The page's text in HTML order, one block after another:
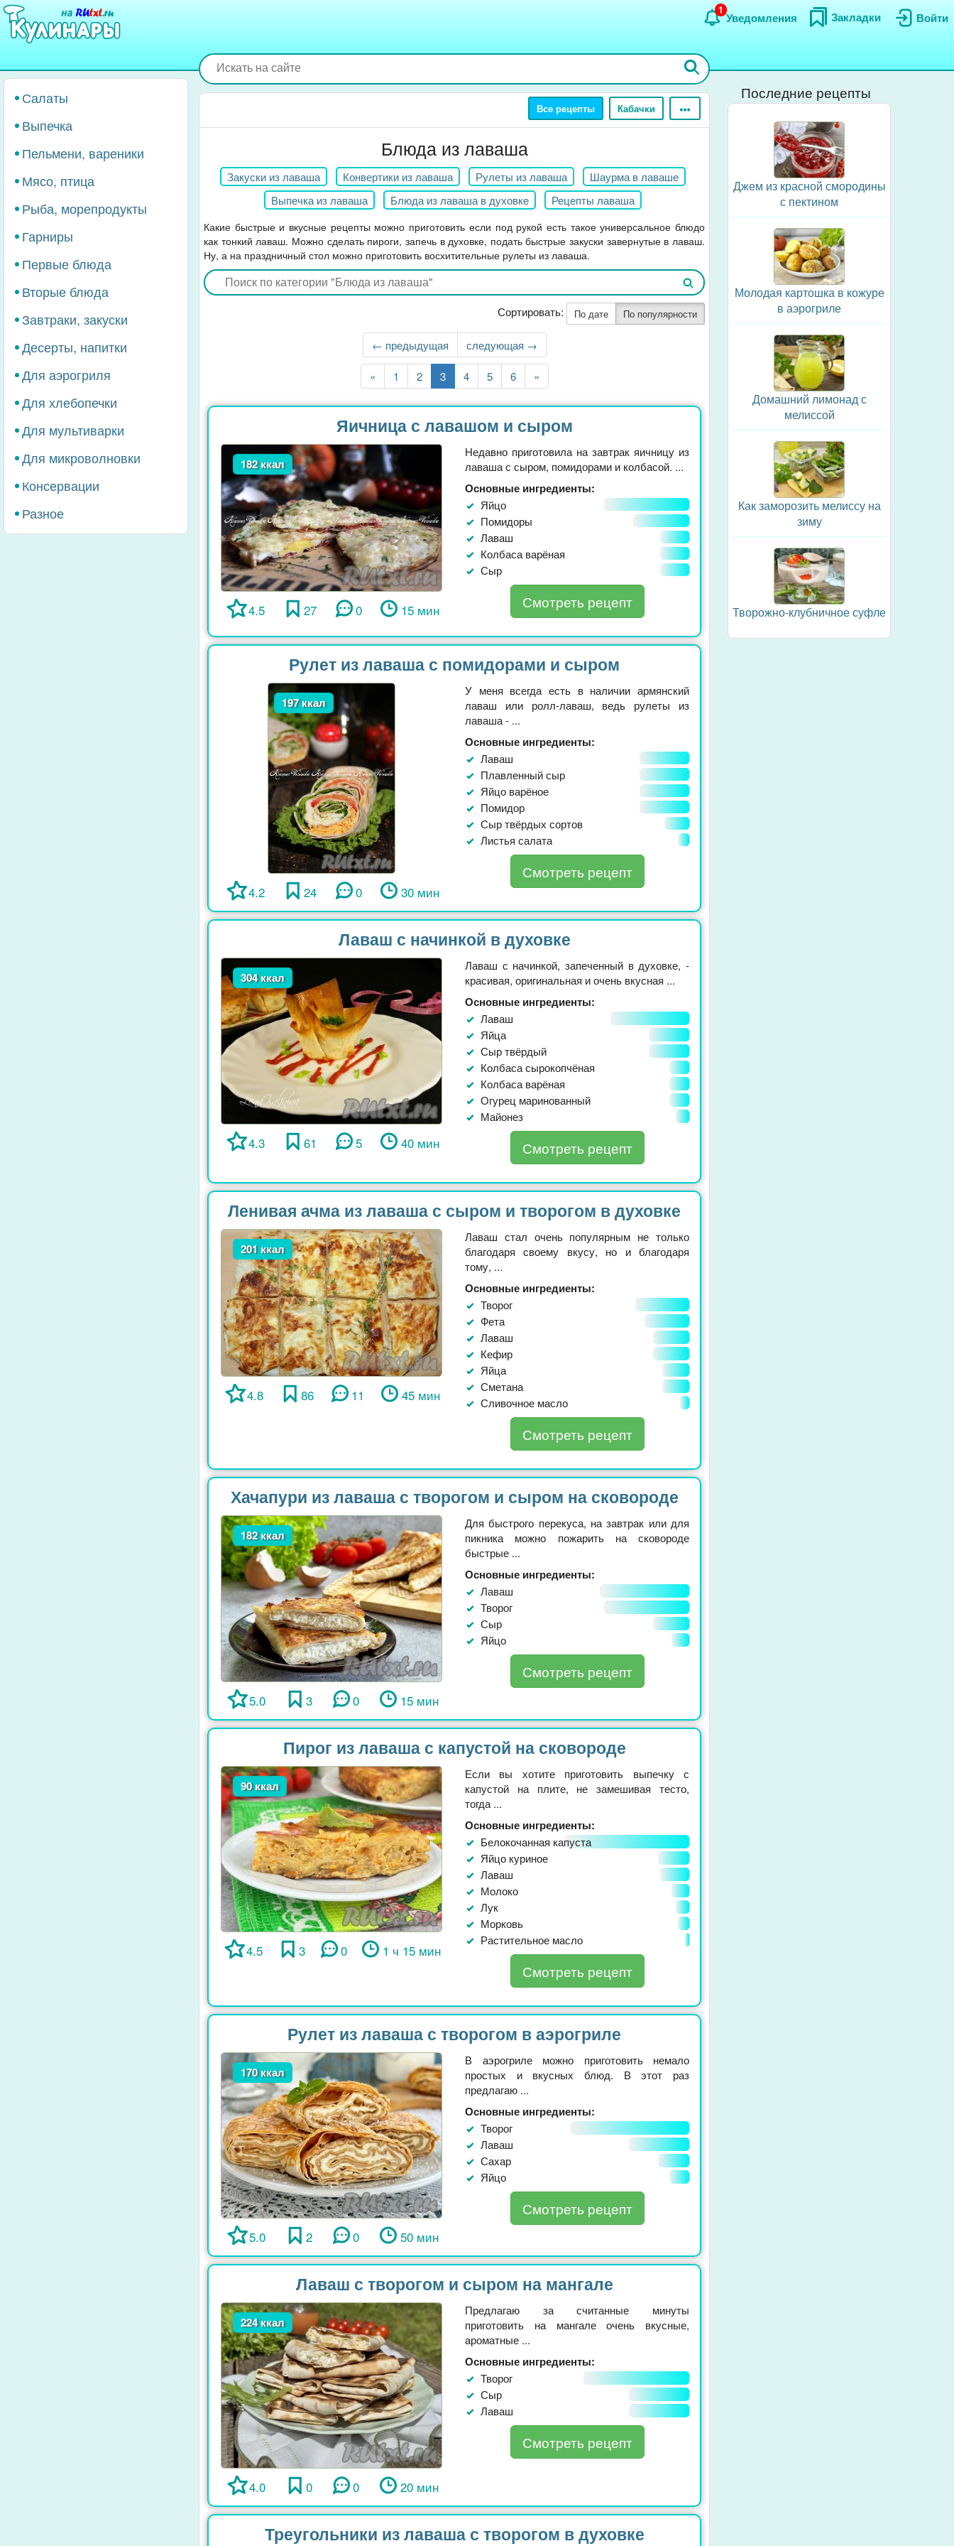
Перейти
основному
Войти
Закладки
Уведомления
1
Салаты
Выпечка
Пельмени, вареники
Мясо, птица
Рыба, морепродукты
Гарниры
Первые блюда
Вторые блюда
Завтраки, закуски
Десерты, напитки
Для аэрогриля
Для хлебопечки
Для мультиварки
Для микроволновки
Консервации
Разное
Все рецепты Кабачки
Блюда из лаваша
Закуски из лаваша Конвертики из лаваша Рулеты из лаваша
Шаурма в лаваше
Выпечка из лаваша
Блюда из лаваша в духовке Рецепты лаваша
Какие быстрые и вкусные рецепты можно приготовить если под рукой есть такое универсальное блюдо
как тонкий лаваш. Можно сделать пироги, запечь в духовке, подать быстрые закуски завернутые в лаваш.
Ну, а на праздничный стол можно приготовить восхитительные рулеты из лаваша.
Сортировать: По дате По популярности
←
← предыдущая
Следующая
страница
следующая →
Первая
страница
« Страница
1 Страница
2
Текущая
страница
3 Страница
4 Страница
5 Страница
6
Последняя
страница
»
Яичница с лавашом и сыром
182 ккал
4.5 27 0 15 мин
Недавно приготовила на завтрак яичницу из
лаваша с сыром, помидорами и колбасой. ...
Основные ингредиенты:
Яйцо
Помидоры
Лаваш
Колбаса варёная
Сыр
Смотреть рецепт
Рулет из лаваша с помидорами и сыром
197 ккал
4.2 24 0 30 мин
У меня всегда есть в наличии армянский
лаваш или ролл-лаваш, ведь рулеты из
лаваша - ...
Основные ингредиенты:
Лаваш
Плавленный сыр
Яйцо варёное
Помидор
Сыр твёрдых сортов
Листья салата
Смотреть рецепт
Лаваш с начинкой в духовке
304 ккал
4.3 61 5 40 мин
Лаваш с начинкой, запеченный в духовке, -
красивая, оригинальная и очень вкусная ...
Основные ингредиенты:
Лаваш
Яйца
Сыр твёрдый
Колбаса сырокопчёная
Колбаса варёная
Огурец маринованный
Майонез
Смотреть рецепт
Ленивая ачма из лаваша с сыром и творогом в духовке
201 ккал
4.8 86 11 45 мин
Лаваш стал очень популярным не только
благодаря своему вкусу, но и благодаря
тому, ...
Основные ингредиенты:
Творог
Фета
Лаваш
Кефир
Яйца
Сметана
Сливочное масло
Смотреть рецепт
Хачапури из лаваша с творогом и сыром на сковороде
182 ккал
5.0 3 0 15 мин
Для быстрого перекуса, на завтрак или для
пикника можно пожарить на сковороде
быстрые ...
Основные ингредиенты:
Лаваш
Творог
Сыр
Яйцо
Смотреть рецепт
Пирог из лаваша с капустой на сковороде
90 ккал
4.5 3 0 1 ч 15 мин
Если вы хотите приготовить выпечку с
капустой на плите, не замешивая тесто,
тогда ...
Основные ингредиенты:
Белокочанная капуста
Яйцо куриное
Лаваш
Молоко
Лук
Морковь
Растительное масло
Смотреть рецепт
Рулет из лаваша с творогом в аэрогриле
170 ккал
5.0 2 0 50 мин
В аэрогриле можно приготовить немало
простых и вкусных блюд. В этот раз
предлагаю ...
Основные ингредиенты:
Творог
Лаваш
Сахар
Яйцо
Смотреть рецепт
Лаваш с творогом и сыром на мангале
224 ккал
4.0 0 0 20 мин
Предлагаю за считанные минуты
приготовить на мангале очень вкусные,
ароматные ...
Основные ингредиенты:
Творог
Сыр
Лаваш
Смотреть рецепт
Треугольники из лаваша с творогом в духовке
Последние рецепты
Джем из красной смородины
с пектином
Молодая картошка в кожуре
в аэрогриле
Домашний лимонад с
мелиссой
Как заморозить мелиссу на
зиму
Творожно-клубничное суфле